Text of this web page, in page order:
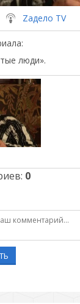
Zадело TV
:
люди».
: 0